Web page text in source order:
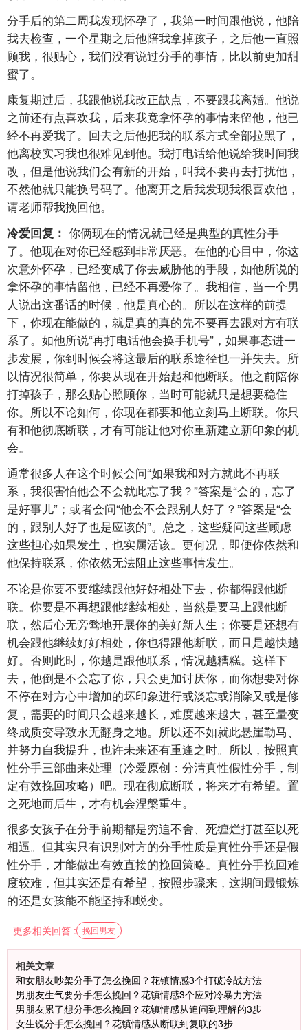
分手后的第二周我发现怀孕了，我第一时间跟他说，他陪
我去检查，一个星期之后他陪我拿掉孩子，之后他一直照
顾我，很贴心，我们没有说过分手的事情，比以前更加甜
蜜了。
康复期过后，我跟他说我改正缺点，不要跟我离婚。他说
之前还有点喜欢我，后来我竟拿怀孕的事情来留他，他已
经不再爱我了。回去之后他把我的联系方式全部拉黑了，
他离校实习我也很难见到他。我打电话给他说给我时间我
改，但是他说我们会有新的开始，叫我不要再去打扰他，
不然他就只能换号码了。他离开之后我发现我很喜欢他，
请老师帮我挽回他。
冷爱回复： 你俩现在的情况就已经是典型的真性分手
了。他现在对你已经感到非常厌恶。在他的心目中，你这
次意外怀孕，已经变成了你去威胁他的手段，如他所说的
拿怀孕的事情留他，已经不再爱你了。我相信，当一个男
人说出这番话的时候，他是真心的。所以在这样的前提
下，你现在能做的，就是真的真的先不要再去跟对方有联
系了。如他所说“再打电话他会换手机号”，如果事态进一
步发展，你到时候会将这最后的联系途径也一并失去。所
以情况很简单，你要从现在开始起和他断联。他之前陪你
打掉孩子，那么贴心照顾你，当时可能就只是想要稳住
你。所以不论如何，你现在都要和他立刻马上断联。你只
有和他彻底断联，才有可能让他对你重新建立新印象的机
会。
通常很多人在这个时候会问“如果我和对方就此不再联
系，我很害怕他会不会就此忘了我？”答案是“会的，忘了
是好事儿”；或者会问“他会不会跟别人好了？”答案是“会
的，跟别人好了也是应该的”。总之，这些疑问这些顾虑
这些担心如果发生，也实属活该。更何况，即便你依然和
他保持联系，你依然无法阻止这些事情发生。
不论是你要不要继续跟他好好相处下去，你都得跟他断
联。你要是不再想跟他继续相处，当然是要马上跟他断
联，然后心无旁骛地开展你的美好新人生；你要是还想有
机会跟他继续好好相处，你也得跟他断联，而且是越快越
好。否则此时，你越是跟他联系，情况越糟糕。这样下
去，他倒是不会忘了你，只会更加讨厌你，而你想要对你
不停在对方心中增加的坏印象进行或淡忘或消除又或是修
复，需要的时间只会越来越长，难度越来越大，甚至量变
终成质变导致永无翻身之地。所以还不如就此悬崖勒马、
并努力自我提升，也许未来还有重逢之时。所以，按照真
性分手三部曲来处理（冷爱原创：分清真性假性分手，制
定有效挽回攻略）吧。现在彻底断联，将来才有希望。置
之死地而后生，才有机会涅槃重生。
很多女孩子在分手前期都是穷追不舍、死缠烂打甚至以死
相逼。但其实只有识别对方的分手性质是真性分手还是假
性分手，才能做出有效直接的挽回策略。真性分手挽回难
度较难，但其实还是有希望，按照步骤来，这期间最锻炼
的还是女孩能不能坚持和蜕变。
更多相关回答 : 挽回男友
相关文章
和女朋友吵架分手了怎么挽回？花镇情感3个打破冷战方法
男朋友生气要分手怎么挽回？花镇情感3个应对冷暴力方法
男朋友累了想分手怎么挽回？花镇情感从追问到理解的3步
女生说分手怎么挽回？花镇情感从断联到复联的3步